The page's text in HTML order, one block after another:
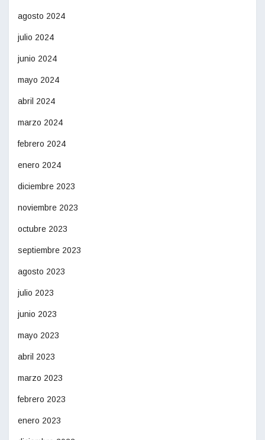
agosto 2024
julio 2024
junio 2024
mayo 2024
abril 2024
marzo 2024
febrero 2024
enero 2024
diciembre 2023
noviembre 2023
octubre 2023
septiembre 2023
agosto 2023
julio 2023
junio 2023
mayo 2023
abril 2023
marzo 2023
febrero 2023
enero 2023